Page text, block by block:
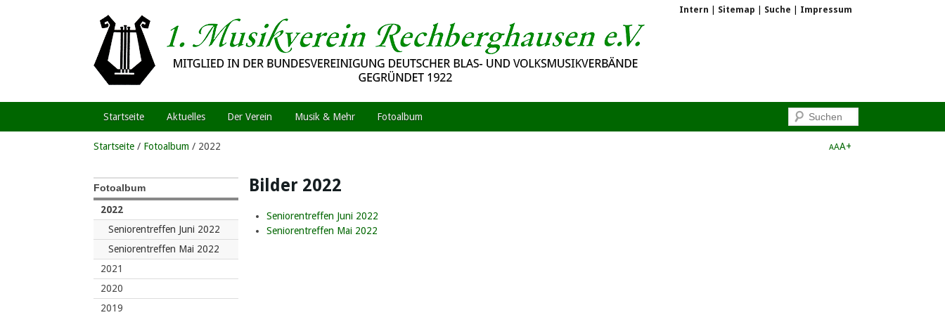
Intern Sitemap Suche Impressum
Startseite / Fotoalbum / 2022 AAA+
Fotoalbum
2022
Seniorentreffen Juni 2022
Seniorentreffen Mai 2022
2021
2020
2019
Bilder 2022
Seniorentreffen Juni 2022
Seniorentreffen Mai 2022
Startseite Aktuelles Der Verein Musik & Mehr Fotoalbum